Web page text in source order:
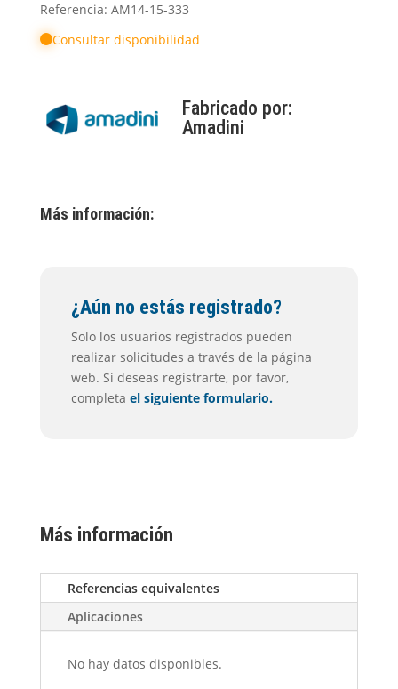
Referencia: AM14-15-333
Consultar disponibilidad
Fabricado por:
Amadini
Más información:
¿Aún no estás registrado?
Solo los usuarios registrados pueden
realizar solicitudes a través de la página
web. Si deseas registrarte, por favor,
completa el siguiente formulario.
Más información
Referencias equivalentes
Aplicaciones
No hay datos disponibles.